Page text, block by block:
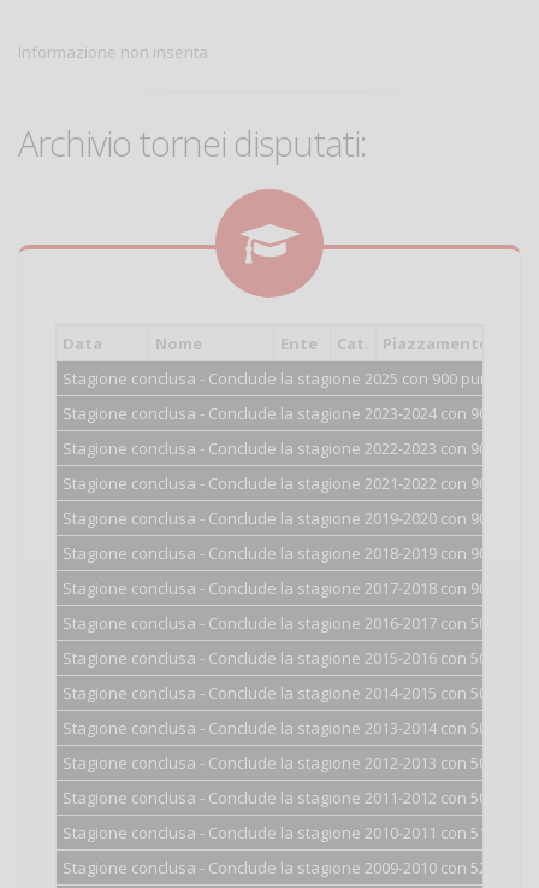
Informazione non inserita
Archivio tornei disputati:
Data Nome Ente Cat.
Piazzamento
Stagione conclusa - Conclude la stagione 2025 con 900 punti.
Stagione conclusa - Conclude la stagione 2023-2024 con 900 punti.
Stagione conclusa - Conclude la stagione 2022-2023 con 900 punti.
Stagione conclusa - Conclude la stagione 2021-2022 con 900 punti.
Stagione conclusa - Conclude la stagione 2019-2020 con 900 punti.
Stagione conclusa - Conclude la stagione 2018-2019 con 900 punti.
Stagione conclusa - Conclude la stagione 2017-2018 con 900 punti.
Stagione conclusa - Conclude la stagione 2016-2017 con 500 punti.
Stagione conclusa - Conclude la stagione 2015-2016 con 500 punti.
Stagione conclusa - Conclude la stagione 2014-2015 con 500 punti.
Stagione conclusa - Conclude la stagione 2013-2014 con 501 punti.
Stagione conclusa - Conclude la stagione 2012-2013 con 502 punti.
Stagione conclusa - Conclude la stagione 2011-2012 con 507 punti.
Stagione conclusa - Conclude la stagione 2010-2011 con 513 punti.
Stagione conclusa - Conclude la stagione 2009-2010 con 526 punti.